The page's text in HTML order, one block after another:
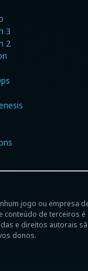
3
2
jogo ou empresa
conteúdo de terceiros é
e direitos autorais
donos.